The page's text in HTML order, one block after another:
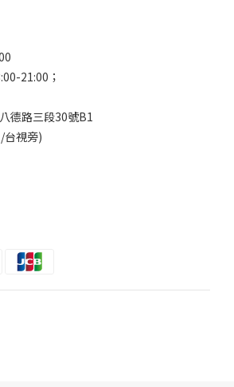
21:00；
德路三段30號B1
台視旁)